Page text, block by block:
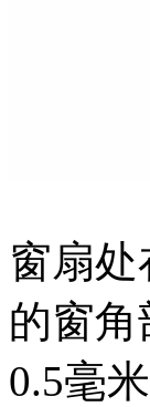
窗扇
的窗
0.5毫米